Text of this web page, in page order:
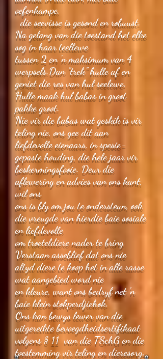
oefenkampe,
die seevisse is gesond en robuust.
Na gelang van die toestand het elke
sog in haar teellewe
tussen 2 en 'n maksimum van 4
werpsels.Dan "trek" hulle af en
geniet die res van hul seelewe.
Hulle maak hul babas in groot
pakke groot.
Nie vir die babas wat geskik is vir
teling nie, ons gee dit aan
liefdevolle eienaars, in spesie-
gepaste houding, die hele jaar vir
beskermingsfooie. Deur die
aflewering en advies van ons kant,
wil ons
ons is bly om jou te ondersteun, ook
die vreugde van hierdie baie sosiale
en liefdevolle
om troeteldiere nader te bring
Verstaan asseblief dat ons nie
altyd diere te koop het in alle rasse
wat aangebied word nie
en kleure, want ons bedryf net 'n
baie klein stokperdjiehok.
Ons kan bewys lewer van die
uitgereikte bevoegdheidsertifikaat
volgens § 11 van die TSchG en die
toestemming vir teling en dieresorg.